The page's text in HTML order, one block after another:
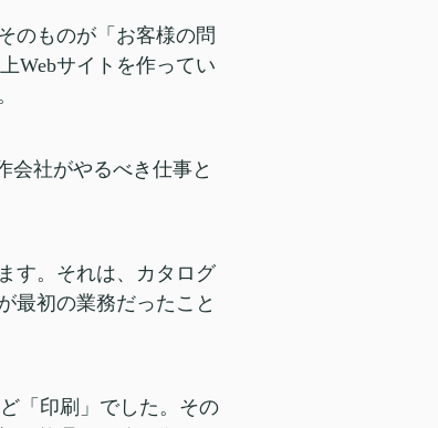
のものが「お客様の問
Webサイトを作ってい
会社がやるべき仕事と
す。それは、カタログ
最初の業務だったこと
「印刷」でした。その